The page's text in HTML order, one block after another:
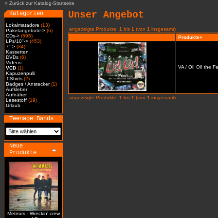
» Zurück zur Katalog-Startseite
Kategorien
Lokalmatadore (13)
Paketangebote-> (6)
CDs-> (595)
LPs/10"-> (453)
7"-> (34)
Kassetten
DVDs (6)
Videos
VCD (1)
Kapuzenpulli
T-Shirts (2)
Badges / Anstecker(1)
Aufkleber
Aufnäher
Lesestoff (19)
Urlaub
Teenage Bands
Neue
Produkte
Meteors - Wreckin' crew
Unser Angebot
angezeigte Produkte: 1 bis 1 (von 1 insgesamt)
Produkte+
VA / Oi! Oi! the
angezeigte Produkte: 1 bis 1 (von 1 insgesamt)